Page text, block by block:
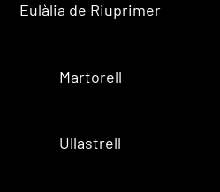
Eulàlia de Riuprimer
Martorell
Ullastrell